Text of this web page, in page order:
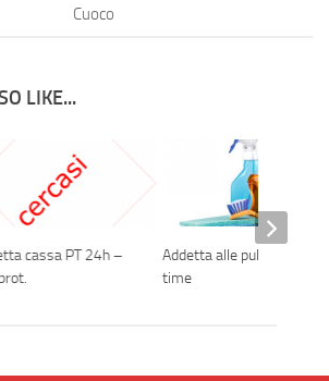
Cuoco
LIKE...
cassa PT 24h –
Addetta alle pulizie part
time